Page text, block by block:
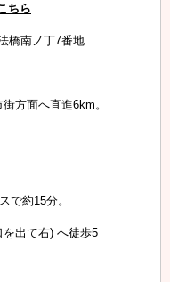
ちら
橋南ノ丁7番地
方面へ直進6km。
で約15分。
出て右) へ徒歩5